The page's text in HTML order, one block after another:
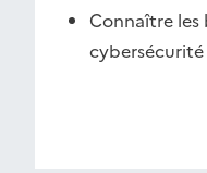
Connaître
cybersécurité